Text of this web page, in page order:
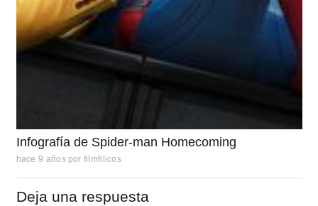
Infografía de Spider-man Homecoming
hace 9 años por filmfilicos
Deja una respuesta